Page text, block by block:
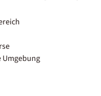
Umgebung